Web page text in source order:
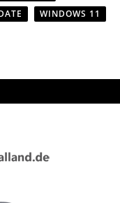
WINDOWS 11